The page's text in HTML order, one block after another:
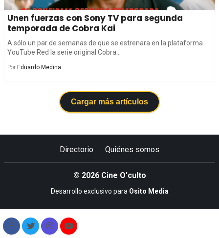
Unen fuerzas con Sony TV para segunda
temporada de Cobra Kai
A sólo un par de semanas de que se estrenara en la plataforma
YouTube Red la serie original Cobra...
Por Eduardo Medina
Cargar más artículos
Directorio Quiénes somos
© 2026 Cine O'culto
Desarrollo exclusivo para Osito Media